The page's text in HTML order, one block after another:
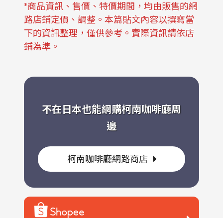
*商品資訊、售價、特價期間，均由販售的網
路店鋪定價、調整。本篇貼文內容以撰寫當
下的資訊整理，僅供參考。實際資訊請依店
鋪為準。
不在日本也能網購柯南咖啡廳周
邊
柯南咖啡廳網路商店